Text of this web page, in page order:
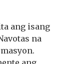
ang isang
na